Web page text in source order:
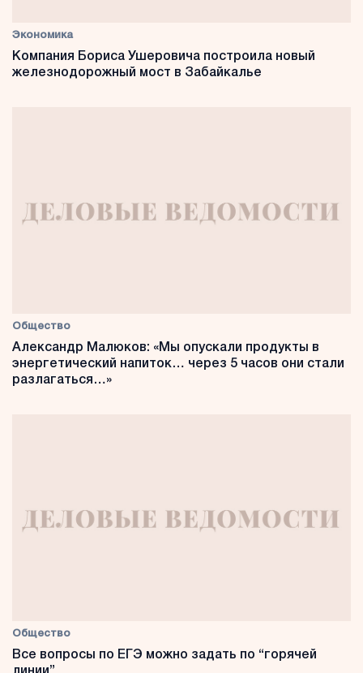
Экономика
Компания Бориса Ушеровича построила новый
железнодорожный мост в Забайкалье
Общество
Александр Малюков: «Мы опускали продукты в
энергетический напиток… через 5 часов они стали
разлагаться…»
Общество
Все вопросы по ЕГЭ можно задать по “горячей